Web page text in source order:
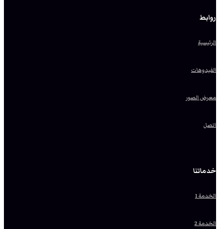
روابط
الرئيسية
الفيدوهات
معرض الصور
اتصل
خدماتنا
الخدمة 1
الخدمة 2